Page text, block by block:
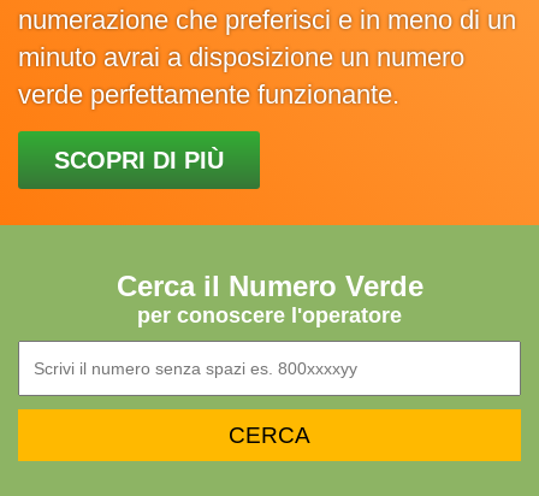
numerazione che preferisci e in meno di un
minuto avrai a disposizione un numero
verde perfettamente funzionante.
SCOPRI DI PIÙ
Cerca il Numero Verde
per conoscere l'operatore